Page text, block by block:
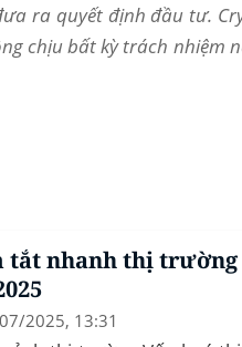
ra quyết định đầu tư.
chịu bất kỳ trách nhiệm
tắt nhanh thị
2025, 13:31